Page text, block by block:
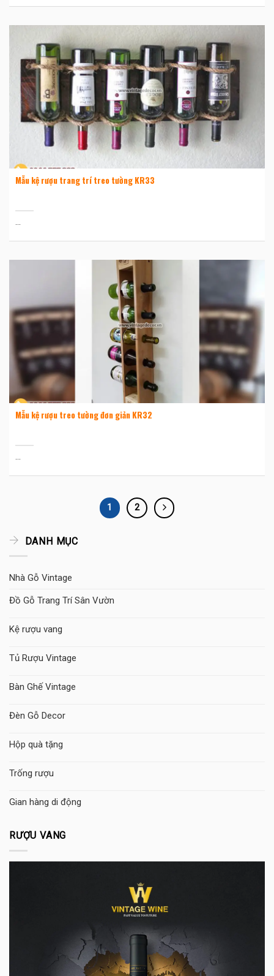
DANH MỤC
Nhà Gỗ Vintage
Đồ Gỗ Trang Trí Sân Vườn
Kệ rượu vang
Tủ Rượu Vintage
Bàn Ghế Vintage
Đèn Gỗ Decor
Hộp quà tặng
Trống rượu
Gian hàng di động
RƯỢU VANG
Mẫu kệ rượu trang trí treo tường KR33
Mẫu kệ rượu treo tường đơn giản KR32
1 2